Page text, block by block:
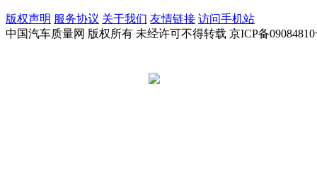
版权声明 服务协议 关于我们 友情链接 访问手机站
中国汽车质量网 版权所有 未经许可不得转载 京ICP备09084810